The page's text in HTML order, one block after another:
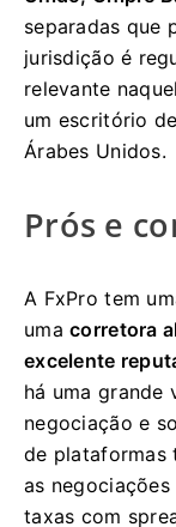
separadas que
jurisdição é
relevante
um escritório
Árabes Unidos.
Prós e
A FxPro tem
umacorretora
excelente
há uma grande
negociação e
de plataformas
as
taxas com